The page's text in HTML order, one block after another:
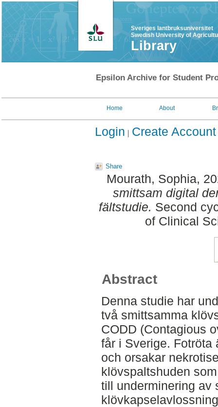
Sveriges lantbruksuniversitet
Swedish University of
Library
Epsilon Archive for Student
Home About
Login Create Account
Share
Mourath, Sophia,
smittsam digital
fältstudie. Second
of Clinical
Abstract
Denna studie har
två smittsamma
CODD (Contagious
får i Sverige. Fotröta
och orsakar
klövspaltshuden
till underminering av